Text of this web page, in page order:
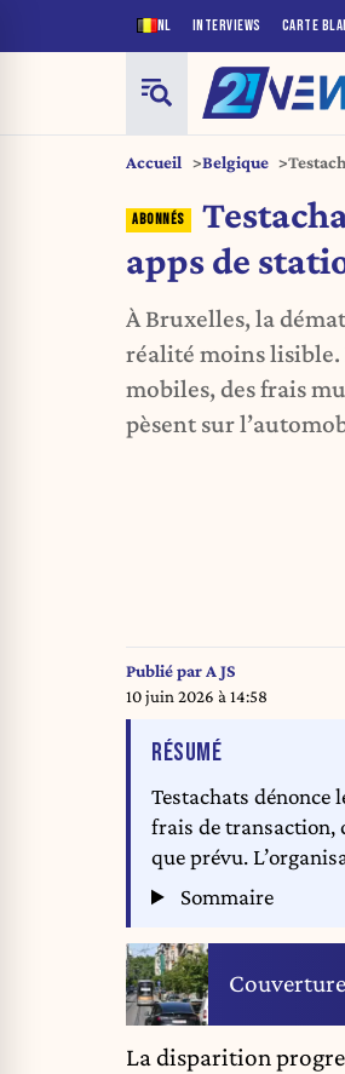
NL INTERVIEWS CARTE
Accueil Belgique
apps de
À Bruxelles, la
réalité moins
mobiles, des frais
pèsent sur
Publié par A JS
10 juin 2026 à 14:58
RÉSUMÉDE L'ARTICLE
Testachats dénonce
frais de transaction,
que prévu.
Sommaire
La disparition